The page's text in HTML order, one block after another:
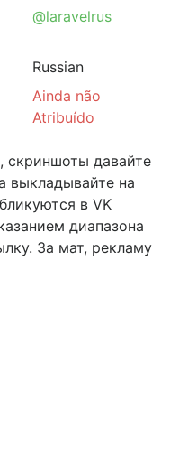
@laravelrus
Russian
Ainda não
Atribuído
скриншоты давайте
выкладывайте на
в VK
диапазона
За мат, рекламу